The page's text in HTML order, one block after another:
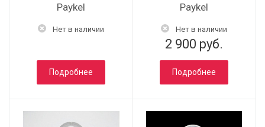
Paykel
Нет в наличии
Подробнее
Paykel
Нет в наличии
2 900 руб.
Подробнее